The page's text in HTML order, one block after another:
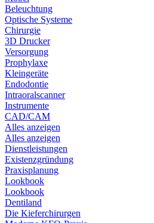
Beleuchtung
Optische Systeme
Chirurgie
3D Drucker
Versorgung
Prophylaxe
Kleingeräte
Endodontie
Intraoralscanner
Instrumente
CAD/CAM
Alles anzeigen
Alles anzeigen
Dienstleistungen
Existenzgründung
Praxisplanung
Lookbook
Lookbook
Dentiland
Die Kieferchirurgen